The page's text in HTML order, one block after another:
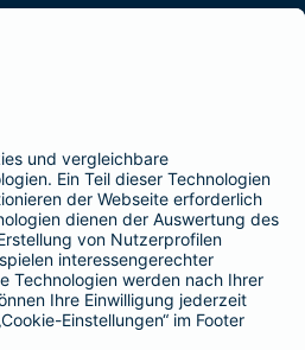
Presse
der BarmeniaGothaer
SEITEN